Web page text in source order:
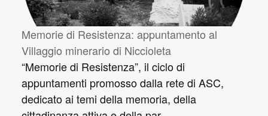
Memorie di Resistenza: appuntamento al
Villaggio minerario di Niccioleta
“Memorie di Resistenza”, il ciclo di
appuntamenti promosso dalla rete di ASC,
dedicato ai temi della memoria, della